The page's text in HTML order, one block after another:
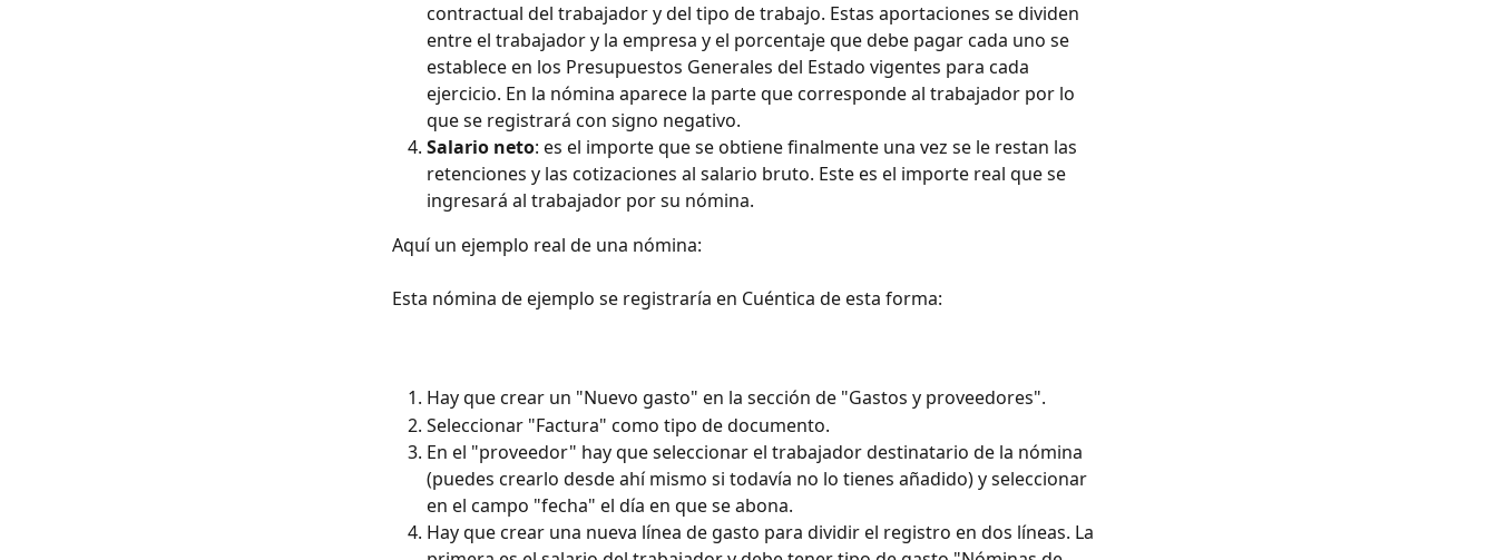
contractual del trabajador y del tipo de trabajo. Estas aportaciones se dividen
entre el trabajador y la empresa y el porcentaje que debe pagar cada uno se
establece en los Presupuestos Generales del Estado vigentes para cada
ejercicio. En la nómina aparece la parte que corresponde al trabajador por lo
que se registrará con signo negativo.
Salario neto: es el importe que se obtiene finalmente una vez se le restan las
retenciones y las cotizaciones al salario bruto. Este es el importe real que se
ingresará al trabajador por su nómina.
Aquí un ejemplo real de una nómina:
Esta nómina de ejemplo se registraría en Cuéntica de esta forma:
Hay que crear un "Nuevo gasto" en la sección de "Gastos y proveedores".
Seleccionar "Factura" como tipo de documento.
En el "proveedor" hay que seleccionar el trabajador destinatario de la nómina
(puedes crearlo desde ahí mismo si todavía no lo tienes añadido) y seleccionar
en el campo "fecha" el día en que se abona.
Hay que crear una nueva línea de gasto para dividir el registro en dos líneas. La